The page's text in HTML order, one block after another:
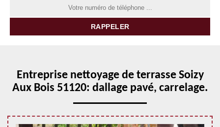
Entreprise nettoyage de terrasse Soizy
Aux Bois 51120: dallage pavé, carrelage.